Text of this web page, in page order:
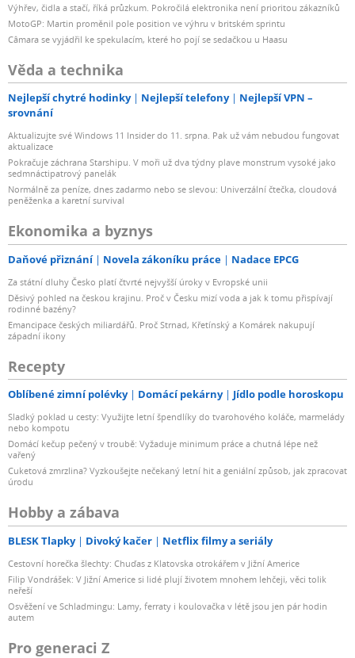
Výhřev, čidla a stačí, říká průzkum. Pokročilá elektronika není prioritou zákazníků
MotoGP: Martin proměnil pole position ve výhru v britském sprintu
Câmara se vyjádřil ke spekulacím, které ho pojí se sedačkou u Haasu
Věda a technika
Nejlepší chytré hodinky Nejlepší telefony
Nejlepší VPN –
srovnání
Aktualizujte své Windows 11 Insider do 11. srpna. Pak už vám nebudou fungovat
aktualizace
Pokračuje záchrana Starshipu. V moři už dva týdny plave monstrum vysoké jako
sedmnáctipatrový panelák
Normálně za peníze, dnes zadarmo nebo se slevou: Univerzální čtečka, cloudová
peněženka a karetní survival
Ekonomika a byznys
Daňové přiznání Novela zákoníku práce Nadace EPCG
Za státní dluhy Česko platí čtvrté nejvyšší úroky v Evropské unii
Děsivý pohled na českou krajinu. Proč v Česku mizí voda a jak k tomu přispívají
rodinné bazény?
Emancipace českých miliardářů. Proč Strnad, Křetínský a Komárek nakupují
západní ikony
Recepty
Oblíbené zimní polévky Domácí pekárny Jídlo podle horoskopu
Sladký poklad u cesty: Využijte letní špendlíky do tvarohového koláče, marmelády
nebo kompotu
Domácí kečup pečený v troubě: Vyžaduje minimum práce a chutná lépe než
vařený
Cuketová zmrzlina? Vyzkoušejte nečekaný letní hit a geniální způsob, jak zpracovat
úrodu
Hobby a zábava
BLESK Tlapky Divoký kačer Netflix filmy a seriály
Cestovní horečka šlechty: Chuďas z Klatovska otrokářem v Jižní Americe
Filip Vondrášek: V Jižní Americe si lidé plují životem mnohem lehčeji, věci tolik
neřeší
Osvěžení ve Schladmingu: Lamy, ferraty i koulovačka v létě jsou jen pár hodin
autem
Pro generaci Z